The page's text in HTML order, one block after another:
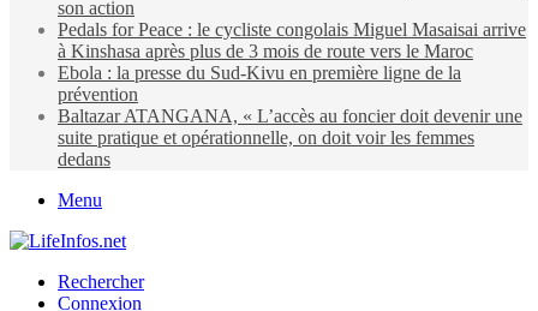
son action
Pedals for Peace : le cycliste congolais Miguel Masaisai arrive
à Kinshasa après plus de 3 mois de route vers le Maroc
Ebola : la presse du Sud-Kivu en première ligne de la
prévention
Baltazar ATANGANA, « L’accès au foncier doit devenir une
suite pratique et opérationnelle, on doit voir les femmes
dedans
Menu
Rechercher
Connexion